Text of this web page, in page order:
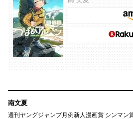
南文夏
週刊ヤングジャンプ月例新人漫画賞 シンマン